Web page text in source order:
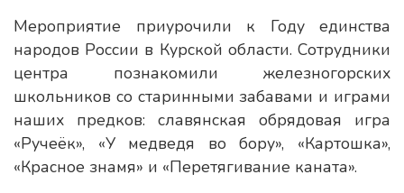
Мероприятие приурочили к Году единства
народов России в Курской области. Сотрудники
центра познакомили железногорских
школьников со старинными забавами и играми
наших предков: славянская обрядовая игра
«Ручеёк», «У медведя во бору», «Картошка»,
«Красное знамя» и «Перетягивание каната».